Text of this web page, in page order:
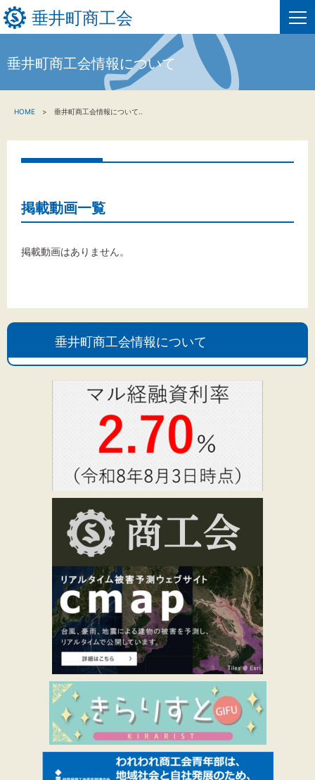
垂井町商工会
新着情報
垂井町商工会について
垂井町商工会情報について
標準 拡大
背景色
黒 白 黄
垂井町商工会情報について
垂井町商工会情報について
HOME 垂井町商工会情報について..
掲載動画一覧
掲載動画はありません。